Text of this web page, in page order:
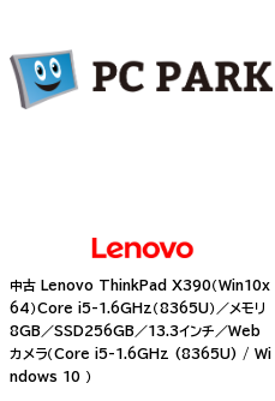
中古 Lenovo ThinkPad X390（Win10x
64）Core i5-1.6GHz（8365U）／メモリ
8GB／SSD256GB／13.3インチ／Web
カメラ（Core i5-1.6GHz (8365U) / Wi
ndows 10 ）